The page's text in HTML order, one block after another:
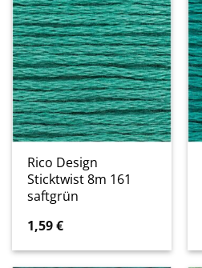
Rico Design
Sticktwist 8m 161
saftgrün
1,59€